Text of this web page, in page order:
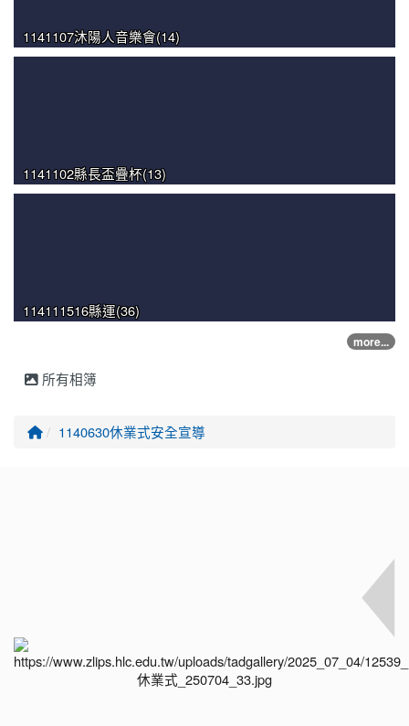
1141107沐陽人音樂會(14)
1141102縣長盃疊杯(13)
114111516縣運(36)
more...
所有相簿
回首頁
1140630休業式安全宣導